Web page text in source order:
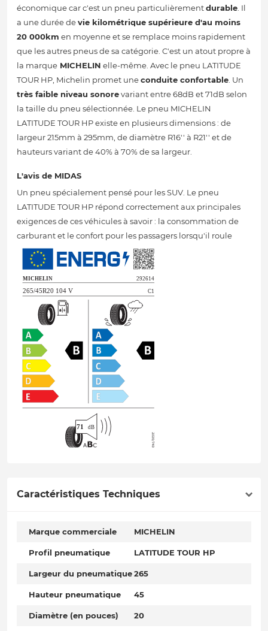
économique car c'est un pneu particulièrementdurable. Il
a une durée devie kilométrique supérieure d'au moins
20 000km en moyenne et se remplace moins rapidement
que les autres pneus de sa catégorie. C'est un atout propre à
la marque MICHELIN elle-même. Avec le pneu LATITUDE
TOUR HP, Michelin promet uneconduite confortable. Un
très faible niveau sonorevariant entre 68dB et 71dB selon
la taille du pneu sélectionnée. Le pneu MICHELIN
LATITUDE TOUR HP existe en plusieurs dimensions : de
largeur 215mm à 295mm, de diamètre R16'' à R21'' et de
hauteurs variant de 40% à 70% de sa largeur.
L'avis de MIDAS
Un pneu spécialement pensé pour les SUV. Le pneu
LATITUDE TOUR HP répond correctement aux principales
exigences de ces véhicules à savoir : la consommation de
carburant et le confort pour les passagers lorsqu'il roule
Caractéristiques Techniques
Marque commerciale MICHELIN
Profil pneumatique LATITUDE TOUR HP
Largeur du pneumatique265
Hauteur pneumatique 45
Diamètre (en pouces) 20